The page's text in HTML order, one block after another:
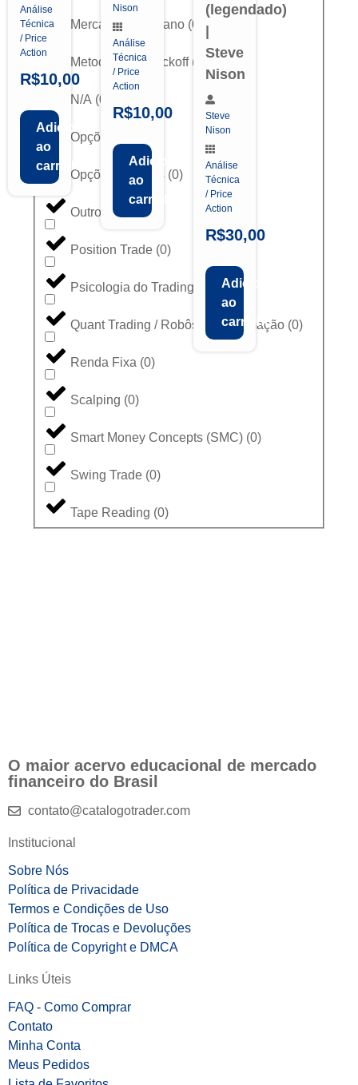
Mercado Americano (0
Metodologia Wyckoff (
N/A (0
Opções
Opções Binárias (0)
Outros (0
Position Trade (0)
Psicologia do Trading
Quant Trading / Robôs / Programação (0)
Renda Fixa (0)
Scalping (0)
Smart Money Concepts (SMC) (0)
Swing Trade (0)
Tape Reading (0)
Análise
Técnica
/ Price
Action
R$10,00
Adicionar
ao
carrinho
Nison
Análise
Técnica
/ Price
Action
R$10,00
Adicionar
ao
carrinho
(legendado)
|
Steve
Nison
Steve
Nison
Análise
Técnica
/ Price
Action
R$30,00
Adicionar
ao
carrinho
O maior acervo educacional de mercado
financeiro do Brasil
contato@catalogotrader.com
Institucional
Sobre Nós
Política de Privacidade
Termos e Condições de Uso
Política de Trocas e Devoluções
Política de Copyright e DMCA
Links Úteis
FAQ - Como Comprar
Contato
Minha Conta
Meus Pedidos